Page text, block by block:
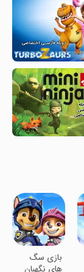
‏بازی سگ
های نگهبان